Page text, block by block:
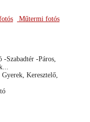
Műtermi fotós
Szabadtér -Páros,
Keresztelő,